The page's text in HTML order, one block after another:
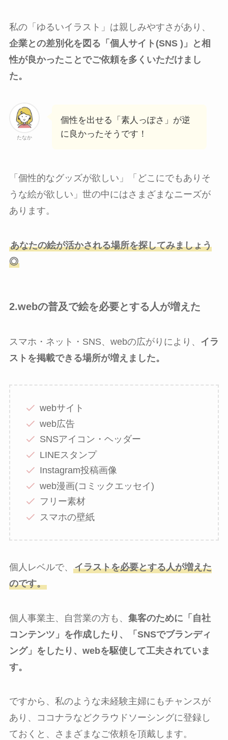
私の「ゆるいイラスト」は親しみやすさがあり、
企業との差別化を図る「個人サイト(SNS )」と相
性が良かったことでご依頼を多くいただけまし
た。
たなか
個性を出せる「素人っぽさ」が逆
に良かったそうです！
「個性的なグッズが欲しい」「どこにでもありそ
うな絵が欲しい」世の中にはさまざまなニーズが
あります。
あなたの絵が活かされる場所を探してみましょう
◎
2.webの普及で絵を必要とする人が増えた
スマホ・ネット・SNS、webの広がりにより、 イラ
ストを掲載できる場所が増えました。
webサイト
web広告
SNSアイコン・ヘッダー
LINEスタンプ
Instagram投稿画像
web漫画(コミックエッセイ)
フリー素材
スマホの壁紙
個人レベルで、 イラストを必要とする人が増えた
のです。
個人事業主、自営業の方も、 集客のために「自社
コンテンツ」を作成したり、「SNSでブランディ
ング」をしたり、webを駆使して工夫されていま
す。
ですから、私のような未経験主婦にもチャンスが
あり、ココナラなどクラウドソーシングに登録し
ておくと、さまざまなご依頼を頂戴します。